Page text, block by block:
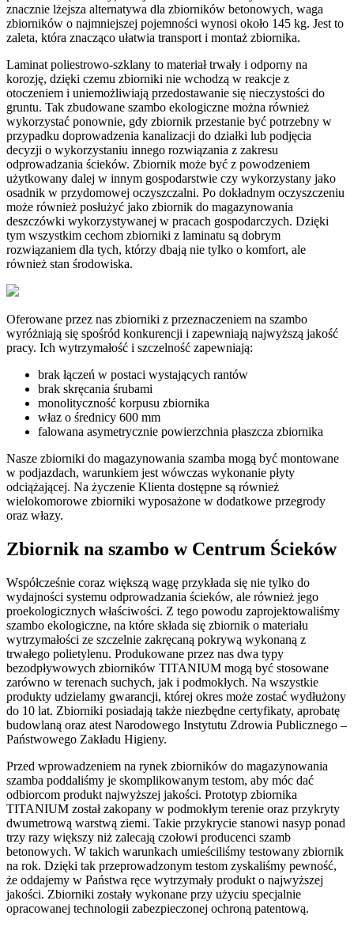
znacznie lżejsza alternatywa dla zbiorników betonowych, waga
zbiorników o najmniejszej pojemności wynosi około 145 kg. Jest to
zaleta, która znacząco ułatwia transport i montaż zbiornika.
Laminat poliestrowo-szklany to materiał trwały i odporny na
korozję, dzięki czemu zbiorniki nie wchodzą w reakcje z
otoczeniem i uniemożliwiają przedostawanie się nieczystości do
gruntu. Tak zbudowane szambo ekologiczne można również
wykorzystać ponownie, gdy zbiornik przestanie być potrzebny w
przypadku doprowadzenia kanalizacji do działki lub podjęcia
decyzji o wykorzystaniu innego rozwiązania z zakresu
odprowadzania ścieków. Zbiornik może być z powodzeniem
użytkowany dalej w innym gospodarstwie czy wykorzystany jako
osadnik w przydomowej oczyszczalni. Po dokładnym oczyszczeniu
może również posłużyć jako zbiornik do magazynowania
deszczówki wykorzystywanej w pracach gospodarczych. Dzięki
tym wszystkim cechom zbiorniki z laminatu są dobrym
rozwiązaniem dla tych, którzy dbają nie tylko o komfort, ale
również stan środowiska.
Oferowane przez nas zbiorniki z przeznaczeniem na szambo
wyróżniają się spośród konkurencji i zapewniają najwyższą jakość
pracy. Ich wytrzymałość i szczelność zapewniają:
brak łączeń w postaci wystających rantów
brak skręcania śrubami
monolityczność korpusu zbiornika
właz o średnicy 600 mm
falowana asymetrycznie powierzchnia płaszcza zbiornika
Nasze zbiorniki do magazynowania szamba mogą być montowane
w podjazdach, warunkiem jest wówczas wykonanie płyty
odciążającej. Na życzenie Klienta dostępne są również
wielokomorowe zbiorniki wyposażone w dodatkowe przegrody
oraz włazy.
Zbiornik na szambo w Centrum Ścieków
Współcześnie coraz większą wagę przykłada się nie tylko do
wydajności systemu odprowadzania ścieków, ale również jego
proekologicznych właściwości. Z tego powodu zaprojektowaliśmy
szambo ekologiczne, na które składa się zbiornik o materiału
wytrzymałości ze szczelnie zakręcaną pokrywą wykonaną z
trwałego polietylenu. Produkowane przez nas dwa typy
bezodpływowych zbiorników TITANIUM mogą być stosowane
zarówno w terenach suchych, jak i podmokłych. Na wszystkie
produkty udzielamy gwarancji, której okres może zostać wydłużony
do 10 lat. Zbiorniki posiadają także niezbędne certyfikaty, aprobatę
budowlaną oraz atest Narodowego Instytutu Zdrowia Publicznego –
Państwowego Zakładu Higieny.
Przed wprowadzeniem na rynek zbiorników do magazynowania
szamba poddaliśmy je skomplikowanym testom, aby móc dać
odbiorcom produkt najwyższej jakości. Prototyp zbiornika
TITANIUM został zakopany w podmokłym terenie oraz przykryty
dwumetrową warstwą ziemi. Takie przykrycie stanowi nasyp ponad
trzy razy większy niż zalecają czołowi producenci szamb
betonowych. W takich warunkach umieściliśmy testowany zbiornik
na rok. Dzięki tak przeprowadzonym testom zyskaliśmy pewność,
że oddajemy w Państwa ręce wytrzymały produkt o najwyższej
jakości. Zbiorniki zostały wykonane przy użyciu specjalnie
opracowanej technologii zabezpieczonej ochroną patentową.